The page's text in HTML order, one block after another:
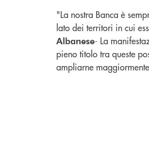
"La nostra Banca è
lato dei territori in cui
Albanese- La
pieno titolo tra queste
ampliarne